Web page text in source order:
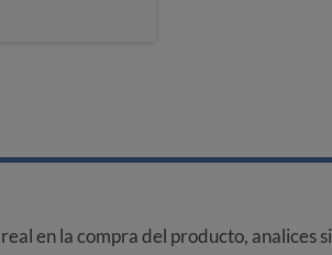
en la compra del producto, analices si